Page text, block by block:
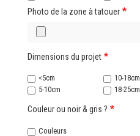
Photo de la zone à tatouer
Dimensions du projet
<5cm
5-10cm
10-18cm
18-25cm
Couleur ou noir & gris ?
Couleurs